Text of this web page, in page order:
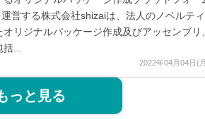
営する株式会社shizaiは、法人のノベルテ
オリジナルパッケージ作成及びアッセンブリ
...
2022年04月04日(
っと見る